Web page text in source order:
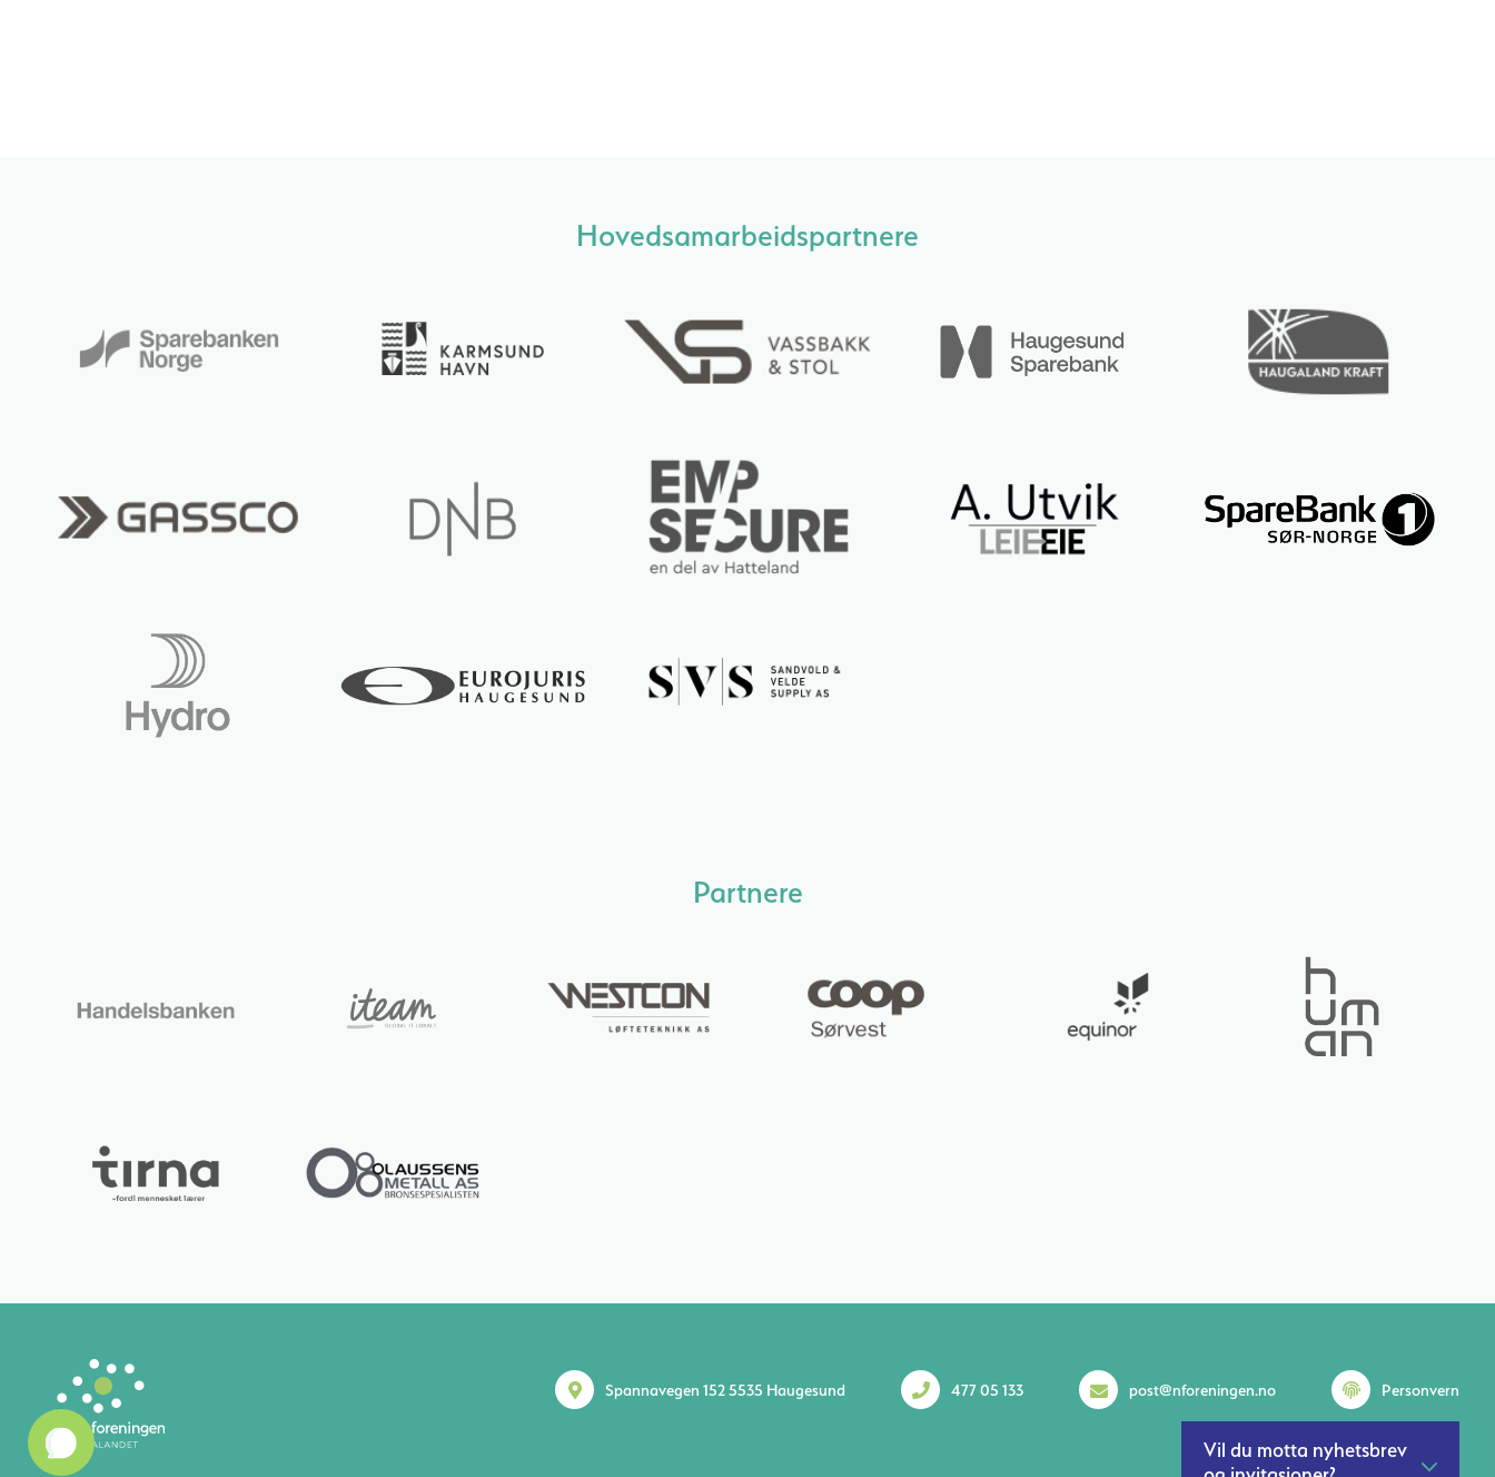
Vil du motta nyhetsbrev
Hovedsamarbeidspartnere
Partnere
Personvern
post@nforeningen.no
477 05 133
Spannavegen 152 5535 Haugesund